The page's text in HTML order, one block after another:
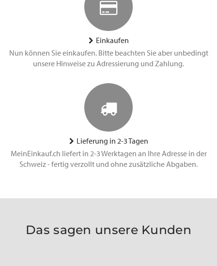
Einkaufen
Nun können Sie einkaufen. Bitte beachten Sie aber unbedingt
unsere Hinweise zu Adressierung und Zahlung.
Lieferung in 2-3 Tagen
MeinEinkauf.ch liefert in 2-3 Werktagen an Ihre Adresse in der
Schweiz - fertig verzollt und ohne zusätzliche Abgaben.
Das sagen unsere Kunden